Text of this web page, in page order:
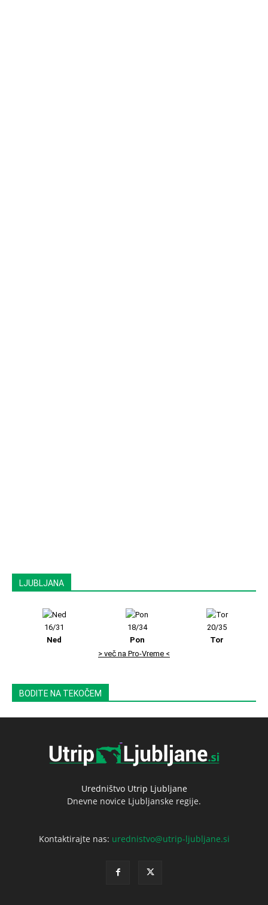
LJUBLJANA
16/31
Ned
18/34
Pon
20/35
Tor
> več na Pro-Vreme <
BODITE NA TEKOČEM
Uredništvo Utrip Ljubljane
Dnevne novice Ljubljanske regije.
Kontaktirajte nas: urednistvo@utrip-ljubljane.si